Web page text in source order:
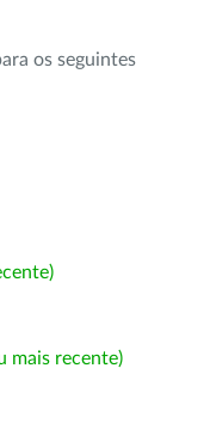
os seguintes
mais recente)